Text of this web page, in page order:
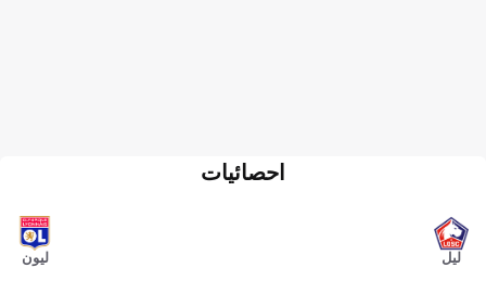
ليل
احصائيات
ليون